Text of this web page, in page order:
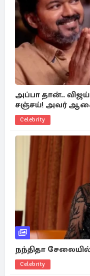
அப்பா தான்..
சஞ்சய்! அவர் ஆசை
Celebrity
நந்திதா
Celebrity